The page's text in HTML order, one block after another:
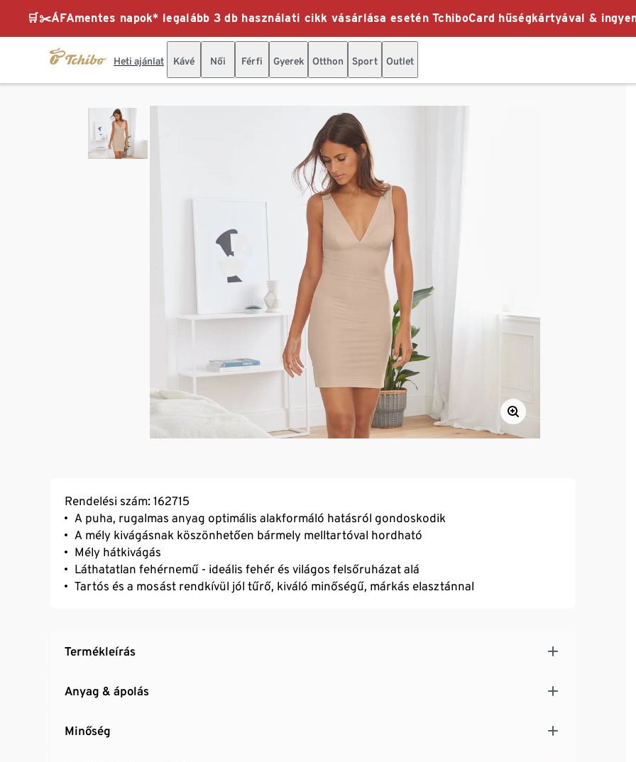
🛒✂️ÁFAmentes napok* legalább 3 db használati cikk vásárlása esetén TchiboCard hűségkártyával &
Heti ajánlat Kávé Női Férfi Gyerek Otthon Sport Outlet
Rendelési szám: 162715
A puha, rugalmas anyag optimális alakformáló hatásról gondoskodik
A mély kivágásnak köszönhetően bármely melltartóval hordható
Mély hátkivágás
Láthatatlan fehérnemű - ideális fehér és világos felsőruházat alá
Tartós és a mosást rendkívül jól tűrő, kiváló minőségű, márkás elasztánnal
Termékleírás
Anyag & ápolás
Minőség